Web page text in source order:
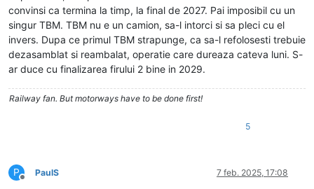
convinsi ca termina la timp, la final de 2027. Pai imposibil cu un
singur TBM. TBM nu e un camion, sa-l intorci si sa pleci cu el
invers. Dupa ce primul TBM strapunge, ca sa-l refolosesti trebuie
dezasamblat si reambalat, operatie care dureaza cateva luni. S-
ar duce cu finalizarea firului 2 bine in 2029.
Railway fan. But motorways have to be done first!
5
P
Deconectat
PaulS 7 feb. 2025, 17:08